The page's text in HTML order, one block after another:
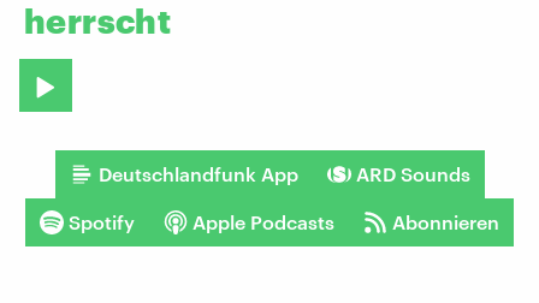
herrscht
Deutschlandfunk App ARD Sounds
Spotify Apple Podcasts Abonnieren